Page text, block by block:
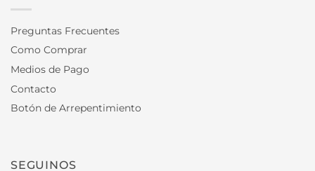
Preguntas Frecuentes
Como Comprar
Medios de Pago
Contacto
Botón de Arrepentimiento
SEGUINOS